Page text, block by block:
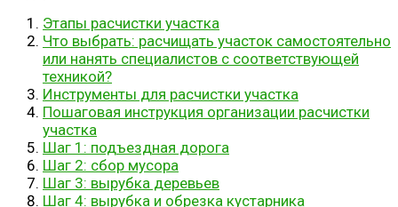
Этапы расчистки участка
Что выбрать: расчищать участок самостоятельно
или нанять специалистов с соответствующей
техникой?
Инструменты для расчистки участка
Пошаговая инструкция организации расчистки
участка
Шаг 1: подъездная дорога
Шаг 2: сбор мусора
Шаг 3: вырубка деревьев
Шаг 4: вырубка и обрезка кустарника